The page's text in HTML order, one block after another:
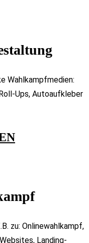
Wahlkampfmedien:
Ups, Autoaufkleber
zu: Onlinewahlkampf,
Landing-